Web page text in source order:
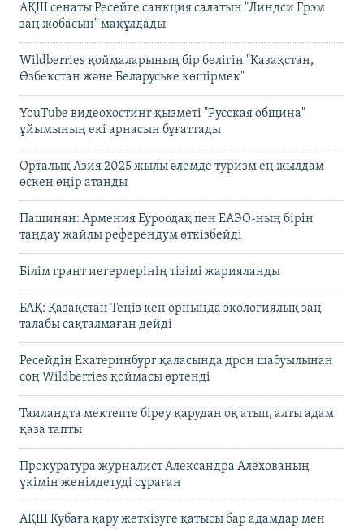
АҚШ сенаты Ресейге санкция салатын "Линдси Грэм
заң жобасын" мақұлдады
Wildberries қоймаларының бір бөлігін "Қазақстан,
Өзбекстан және Беларуське көшірмек"
YouTube видеохостинг қызметі "Русская община"
ұйымының екі арнасын бұғаттады
Орталық Азия 2025 жылы әлемде туризм ең жылдам
өскен өңір атанды
Пашинян: Армения Еуроодақ пен ЕАЭО-ның бірін
таңдау жайлы референдум өткізбейді
Білім грант иегерлерінің тізімі жарияланды
БАҚ: Қазақстан Теңіз кен орнында экологиялық заң
талабы сақталмаған дейді
Ресейдің Екатеринбург қаласында дрон шабуылынан
соң Wildberries қоймасы өртенді
Таиландта мектепте біреу қарудан оқ атып, алты адам
қаза тапты
Прокуратура журналист Александра Алёхованың
үкімін жеңілдетуді сұраған
АҚШ Кубаға қару жеткізуге қатысы бар адамдар мен